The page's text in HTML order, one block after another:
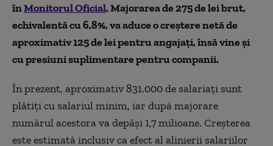
înMonitorul Oficial. Majorarea de 275 de lei brut,
echivalentă cu 6,8%, va aduce o creștere netă de
aproximativ 125 de lei pentru angajați, însă vine și
cu presiuni suplimentare pentru companii.
În prezent, aproximativ 831.000 de salariați sunt
plătiți cu salariul minim, iar după majorare
numărul acestora va depăși 1,7 milioane. Creșterea
este estimată inclusiv ca efect al alinierii salariilor